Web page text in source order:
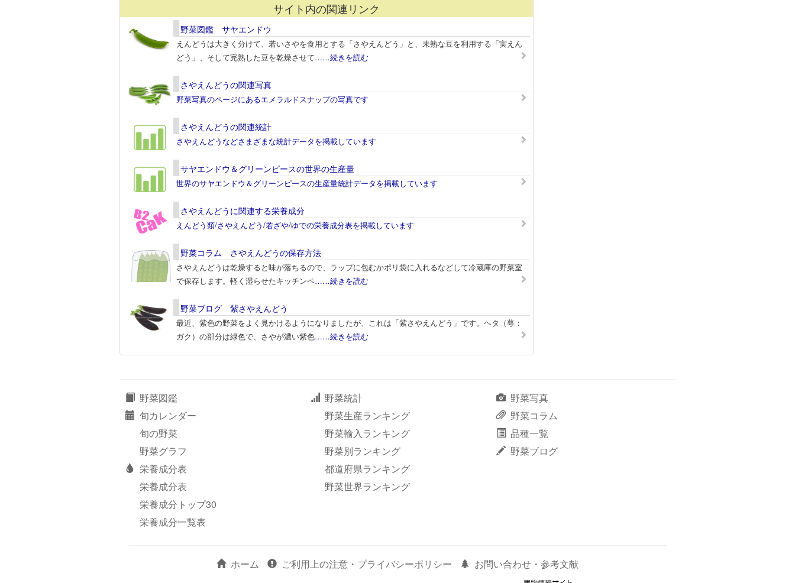
サイト内の関連リンク
野菜図鑑 サヤエンドウ
えんどうは大きく分けて、若いさやを食用とする「さやえんどう」と、未熟な豆を利用する「実えん
どう」、そして完熟した豆を乾燥させて……続きを読む
さやえんどうの関連写真
野菜写真のページにあるエメラルドスナップの写真です
さやえんどうの関連統計
さやえんどうなどさまざまな統計データを掲載しています
サヤエンドウ＆グリーンピースの世界の生産量
世界のサヤエンドウ＆グリーンピースの生産量統計データを掲載しています
さやえんどうに関連する栄養成分
えんどう類/さやえんどう/若ざや/ゆでの栄養成分表を掲載しています
野菜コラム さやえんどうの保存方法
さやえんどうは乾燥すると味が落ちるので、ラップに包むかポリ袋に入れるなどして冷蔵庫の野菜室
で保存します。軽く湿らせたキッチンペ……続きを読む
野菜ブログ 紫さやえんどう
最近、紫色の野菜をよく見かけるようになりましたが、これは「紫さやえんどう」です。ヘタ（萼：
ガク）の部分は緑色で、さやが濃い紫色……続きを読む
野菜図鑑
旬カレンダー
旬の野菜
野菜グラフ
栄養成分表
栄養成分表
栄養成分トップ30
栄養成分一覧表
野菜統計
野菜生産ランキング
野菜輸入ランキング
野菜別ランキング
都道府県ランキング
野菜世界ランキング
野菜写真
野菜コラム
品種一覧
野菜ブログ
ホーム ご利用上の注意・プライバシーポリシー お問い合わせ・参考文献